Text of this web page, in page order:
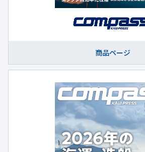
商品ページ